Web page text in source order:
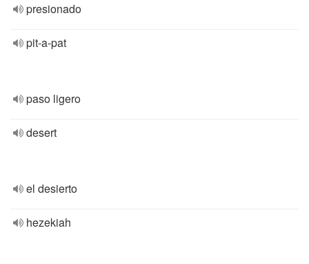
presionado
pit-a-pat
paso ligero
desert
el desierto
hezekiah